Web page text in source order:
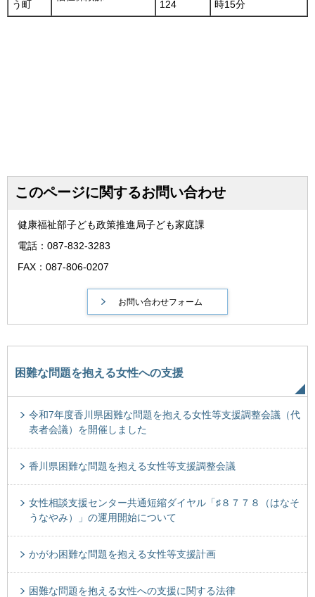
う町 124 時15分
このページに関するお問い合わせ
健康福祉部子ども政策推進局子ども家庭課
電話：087-832-3283
FAX：087-806-0207
困難な問題を抱える女性への支援
令和7年度香川県困難な問題を抱える女性等支援調整会議（代
表者会議）を開催しました
香川県困難な問題を抱える女性等支援調整会議
女性相談支援センター共通短縮ダイヤル「♯８７７８（はなそ
うなやみ）」の運用開始について
かがわ困難な問題を抱える女性等支援計画
困難な問題を抱える女性への支援に関する法律